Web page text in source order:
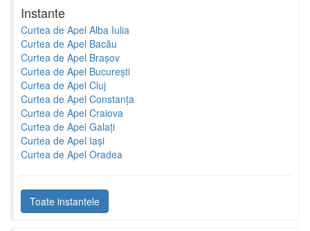
Instante
Curtea de Apel Alba Iulia
Curtea de Apel Bacău
Curtea de Apel Brașov
Curtea de Apel București
Curtea de Apel Cluj
Curtea de Apel Constanța
Curtea de Apel Craiova
Curtea de Apel Galați
Curtea de Apel Iași
Curtea de Apel Oradea
Toate instantele